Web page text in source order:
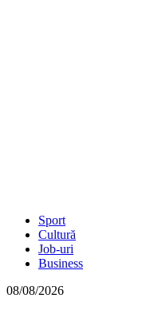
Sport
Cultură
Job-uri
Business
08/08/2026